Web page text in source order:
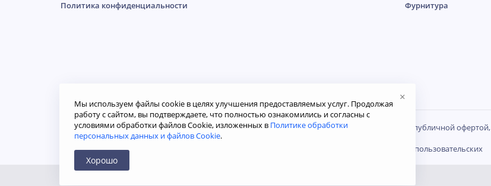
Пoлитикa кoнфидeнциaльнoсти
Фурнитура
© Двери «Самсон», 2026. Вся информация на сайте носит справочный характер и не является публичной офертой,
определяемой положениями ст. 437 Гражданского кодекса РФ.
Продолжая использовать наш сайт, вы даете согласие на обработку файлов Cookies и других пользовательских
данных, в соответствии с
Мы используем файлы cookie в целях улучшения предоставляемых услуг. Продолжая
работу с сайтом, вы подтверждаете, что полностью ознакомились и согласны с
условиями обработки файлов Cookie, изложенных в Политике обработки
персональных данных и файлов Cookie.
Хорошо
×